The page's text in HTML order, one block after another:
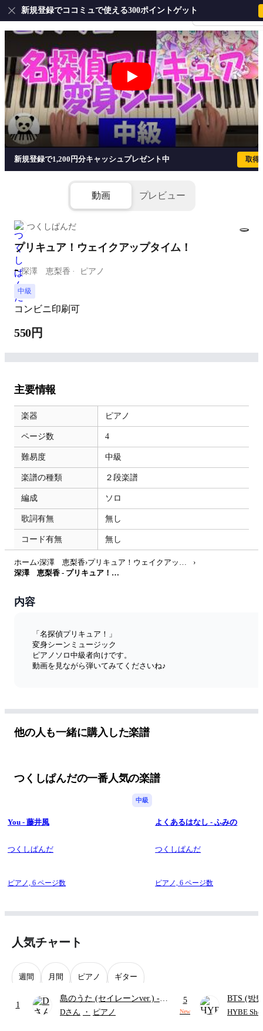
会員登録・ログイ
新規登録でココミュで使える300ポイントゲット
新規登録で1,200円分キャッシュプレゼント中 取得
動画 プレビュー
つくしぱんだ
プリキュア！ウェイクアップタイム！
-深澤 恵梨香 ピアノ
中級
コンビニ印刷可
550円
主要情報
楽器 ピアノ
ページ数 4
難易度 中級
楽譜の種類 ２段楽譜
編成 ソロ
歌詞有無 無し
コード有無 無し
ホーム›深澤 恵梨香›
›
深澤 恵梨香 - プリキュア！ウェイクアップタイム！ by つくしぱんだ
内容
「名探偵プリキュア！」
変身シーンミュージック
ピアノソロ中級者向けです。
動画を見ながら弾いてみてくださいね♪
他の人も一緒に購入した楽譜
つくしぱんだの一番人気の楽譜
中級
You - 藤井風
つくしぱんだ
ピアノ, 6 ページ数
よくあるはなし - ふみの
つくしぱんだ
ピアノ,6 ページ数
人気チャート
週間 月間 ピアノ ギター
1
島のうた (セイレーンver.) -
セイレーン(CV.鈴木みのり)
Dさん ・ ピアノ
5
New
BTS (방
HYBE